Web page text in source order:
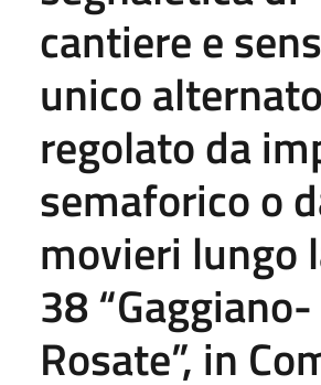
cantiere e
unico alternato
regolato da
semaforico o
movieri lungo
38 “Gaggiano-
Rosate”, in